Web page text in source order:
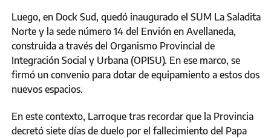
Luego, en Dock Sud, quedó inaugurado el SUM La Saladita
Norte y la sede número 14 del Envión en Avellaneda,
construida a través del Organismo Provincial de
Integración Social y Urbana (OPISU). En ese marco, se
firmó un convenio para dotar de equipamiento a estos dos
nuevos espacios.
En este contexto, Larroque tras recordar que la Provincia
decretó siete días de duelo por el fallecimiento del Papa